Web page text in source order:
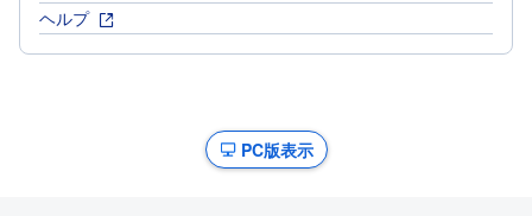
ヘルプ
PC版表示